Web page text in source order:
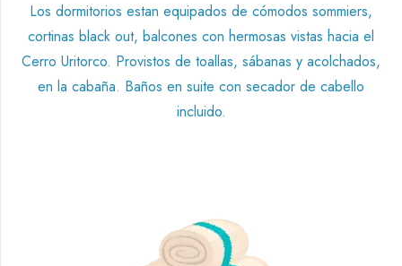
Los dormitorios estan equipados de cómodos sommiers,
cortinas black out, balcones con hermosas vistas hacia el
Cerro Uritorco. Provistos de toallas, sábanas y acolchados,
en la cabaña. Baños en suite con secador de cabello
incluido.